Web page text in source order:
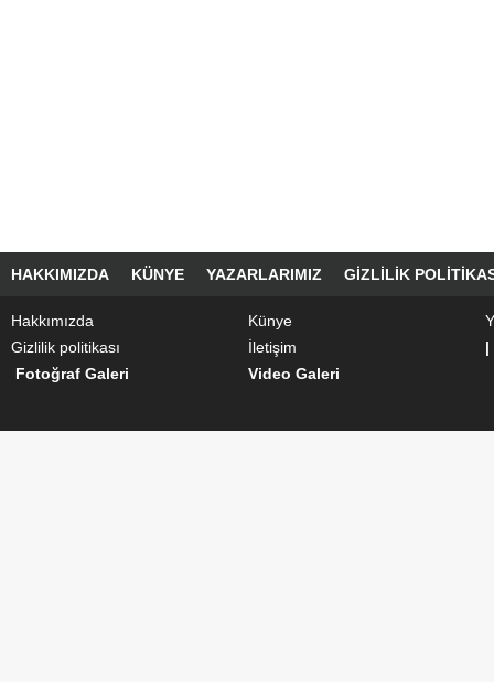
HAKKIMIZDA KÜNYE YAZARLARIMIZ GIZLILIK
Hakkımızda Künye
Gizlilik politikası
İletişim
|
Fotoğraf Galeri
Video Galeri